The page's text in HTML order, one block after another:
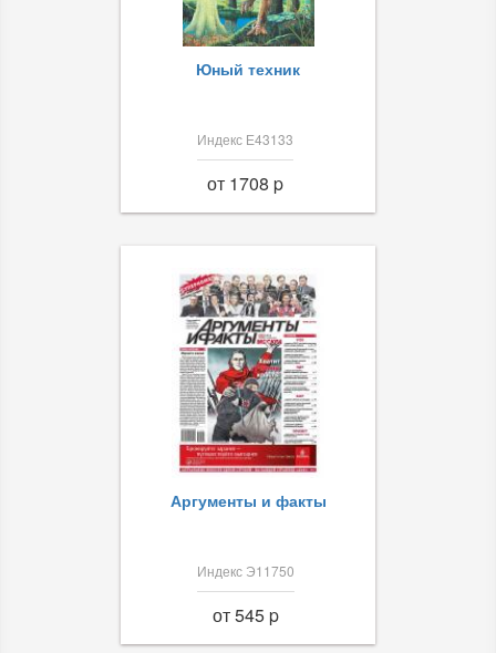
Юный техник
Индекс Е43133
от 1708 p
Аргументы и факты
Индекс Э11750
от 545 p